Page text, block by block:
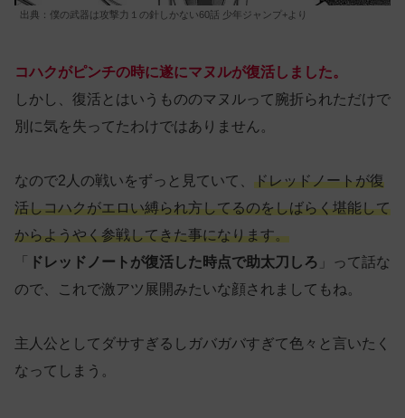
出典：僕の武器は攻撃力１の針しかない60話 少年ジャンプ+より
コハクがピンチの時に遂にマヌルが復活しました。
しかし、復活とはいうもののマヌルって腕折られただけで
別に気を失ってたわけではありません。
なので2人の戦いをずっと見ていて、 ドレッドノートが復
活しコハクがエロい縛られ方してるのをしばらく堪能して
からようやく参戦してきた事になります。
「
ドレッドノートが復活した時点で助太刀しろ 」って話な
ので、これで激アツ展開みたいな顔されましてもね。
主人公としてダサすぎるしガバガバすぎて色々と言いたく
なってしまう。